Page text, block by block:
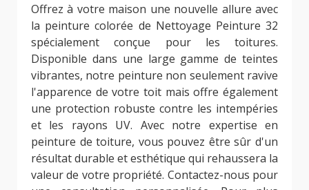
Offrez à votre maison une nouvelle allure avec
la peinture colorée de Nettoyage Peinture 32
spécialement conçue pour les toitures.
Disponible dans une large gamme de teintes
vibrantes, notre peinture non seulement ravive
l'apparence de votre toit mais offre également
une protection robuste contre les intempéries
et les rayons UV. Avec notre expertise en
peinture de toiture, vous pouvez être sûr d'un
résultat durable et esthétique qui rehaussera la
valeur de votre propriété. Contactez-nous pour